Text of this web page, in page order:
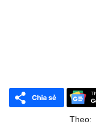
Theo: